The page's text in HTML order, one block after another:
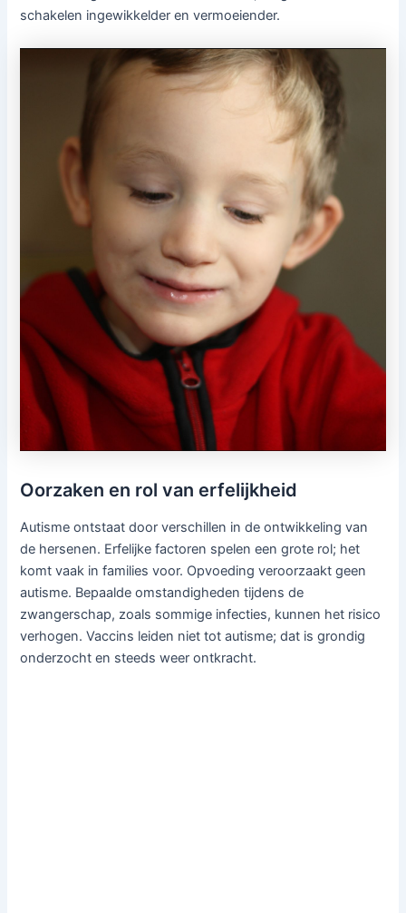
schakelen ingewikkelder en vermoeiender.
Oorzaken en rol van erfelijkheid
Autisme ontstaat door verschillen in de ontwikkeling van
de hersenen. Erfelijke factoren spelen een grote rol; het
komt vaak in families voor. Opvoeding veroorzaakt geen
autisme. Bepaalde omstandigheden tijdens de
zwangerschap, zoals sommige infecties, kunnen het risico
verhogen. Vaccins leiden niet tot autisme; dat is grondig
onderzocht en steeds weer ontkracht.